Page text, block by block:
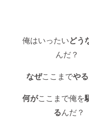
俺はいったいどう
んだ？
なぜここまでやる
何がここまで俺を
るんだ？